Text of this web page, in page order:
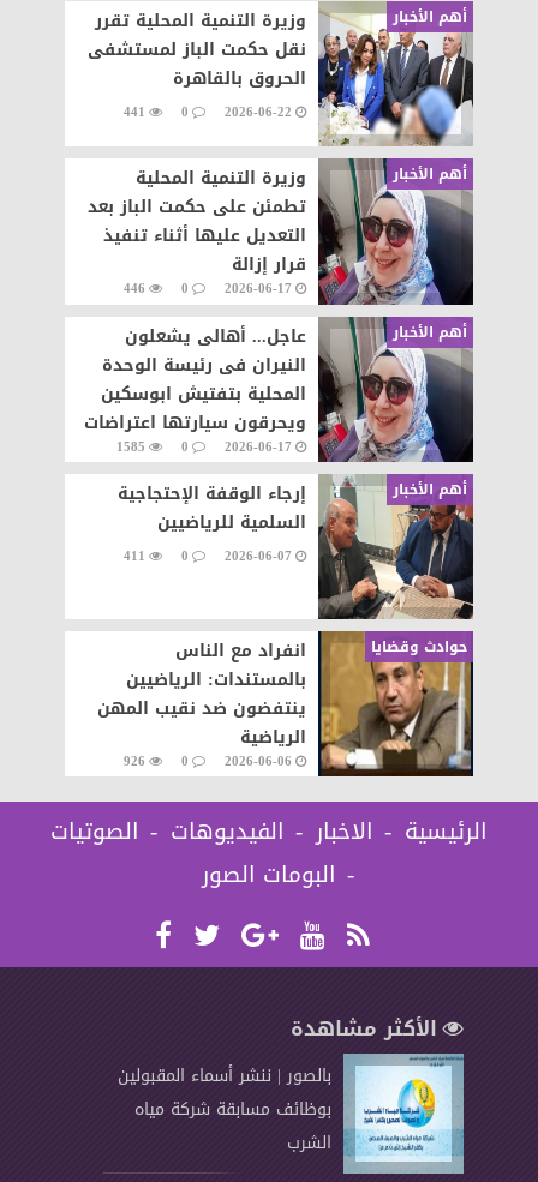
أهم الأخبار
وزيرة التنمية المحلية تقرر
نقل حكمت الباز لمستشفى
الحروق بالقاهرة
2026-06-22
0
441
أهم الأخبار
وزيرة التنمية المحلية
تطمئن على حكمت الباز بعد
التعديل عليها أثناء تنفيذ
قرار إزالة
2026-06-17
0
446
أهم الأخبار
عاجل... أهالى يشعلون
النيران فى رئيسة الوحدة
المحلية بتفتيش ابوسكين
ويحرقون سيارتها اعتراضات
على تنفيذ قرار إزالة..
2026-06-17
0
1585
أهم الأخبار
إرجاء الوقفة الإحتجاجية
السلمية للرياضيين
2026-06-07
0
411
حوادث وقضايا
انفراد مع الناس
بالمستندات: الرياضيين
ينتفضون ضد نقيب المهن
الرياضية
2026-06-06
0
926
الرئيسية الاخبار الفيديوهات
الصوتيات
البومات الصور
الأكثر مشاهدة
بالصور | ننشر أسماء المقبولين
بوظائف مسابقة شركة مياه
الشرب